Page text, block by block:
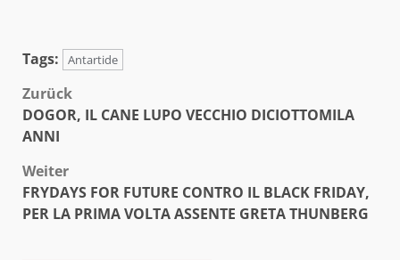
Tags: Antartide
Beitragsnavigation
Zurück
DOGOR, IL CANE LUPO VECCHIO DICIOTTOMILA
ANNI
Weiter
FRYDAYS FOR FUTURE CONTRO IL BLACK FRIDAY,
PER LA PRIMA VOLTA ASSENTE GRETA THUNBERG